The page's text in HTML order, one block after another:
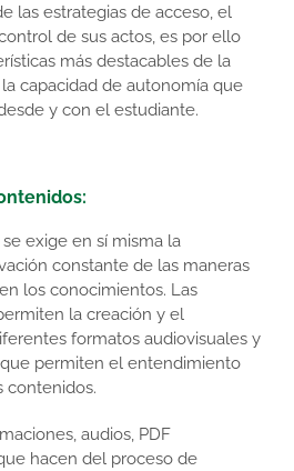
las estrategias de acceso, el
de sus actos, es por ello
más destacables de la
capacidad de autonomía que
y con el estudiante.
exige en sí misma la
constante de las maneras
los conocimientos. Las
la creación y el
formatos audiovisuales y
permiten el entendimiento
contenidos.
audios, PDF
hacen del proceso de